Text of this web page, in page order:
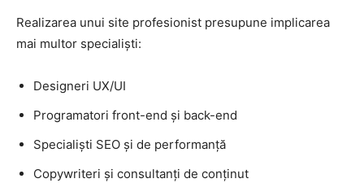
Realizarea unui site profesionist presupune implicarea
mai multor specialiști:
Designeri UX/UI
Programatori front-end și back-end
Specialiști SEO și de performanță
Copywriteri și consultanți de conținut